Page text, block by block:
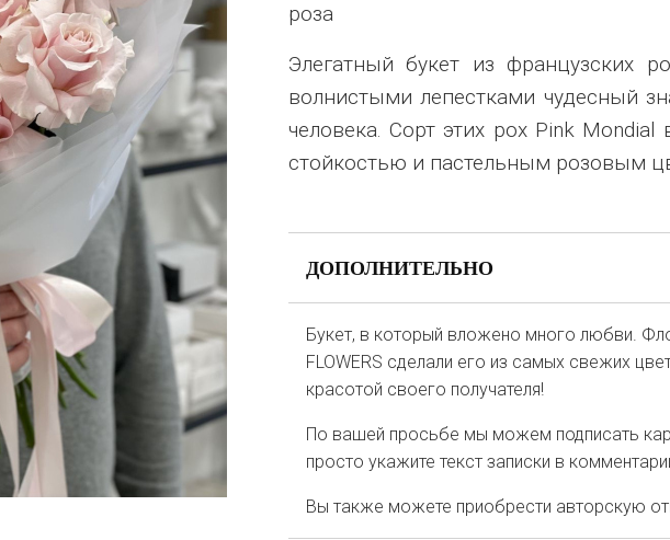
роза
Элегатный букет из французских
волнистыми лепестками чудесный
человека. Сорт этих рох Pink Mondial
стойкостью и пастельным розовым
ДОПОЛНИТЕЛЬНО
Букет, в который вложено много любви.
FLOWERS сделали его из самых свежих
красотой своего получателя!
По вашей просьбе мы можем подписать
просто укажите текст записки в
Вы также можете приобрести авторскую